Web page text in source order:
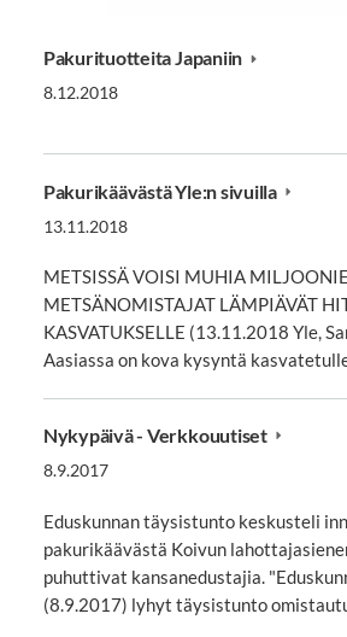
Pakurituotteita Japaniin
8.12.2018
Pakurikäävästä Yle:n sivuilla
13.11.2018
METSISSÄ VOISI MUHIA
METSÄNOMISTAJAT LÄMPIÄVÄT
KASVATUKSELLE (13.11.2018 Yle,
Aasiassa on kova kysyntä
Nykypäivä - Verkkouutiset
8.9.2017
Eduskunnan täysistunto keskusteli
pakurikäävästä Koivun
puhuttivat kansanedustajia.
(8.9.2017) lyhyt täysistunto